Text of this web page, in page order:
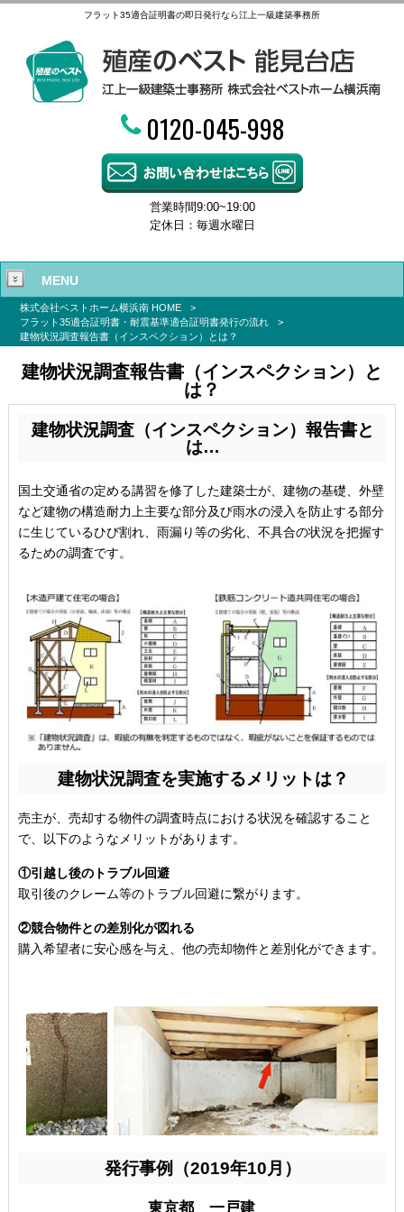
フラット35適合証明書の即日発行なら江上一級建築事務所
0120-045-998
営業時間9:00~19:00
定休日：毎週水曜日
MENU
株式会社ベストホーム横浜南 HOME
>
フラット35適合証明書・耐震基準適合証明書発行の流れ
>
建物状況調査報告書（インスペクション）とは？
建物状況調査報告書（インスペクション）と
は？
建物状況調査（インスペクション）報告書と
は…
国土交通省の定める講習を修了した建築士が、建物の基礎、外壁
など建物の構造耐力上主要な部分及び雨水の浸入を防止する部分
に生じているひび割れ、雨漏り等の劣化、不具合の状況を把握す
るための調査です。
建物状況調査を実施するメリットは？
売主が、売却する物件の調査時点における状況を確認すること
で、以下のようなメリットがあります。
①引越し後のトラブル回避
取引後のクレーム等のトラブル回避に繋がります。
②競合物件との差別化が図れる
購入希望者に安心感を与え、他の売却物件と差別化ができます。
発行事例（2019年10月）
東京都 一戸建